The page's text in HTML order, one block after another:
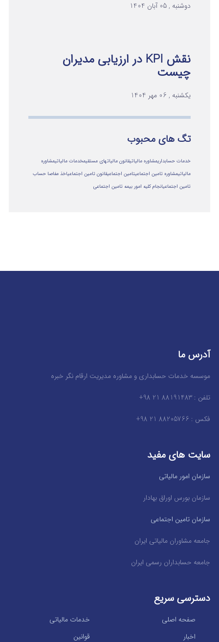
دوشنبه , 05 آبان 1404
نقش KPI در ارزیابی مدیران
چیست
یکشنبه , 06 مهر 1404
تگ های محبوب
خدمات حسابداریمشاوره مالیاتیقانون مالیاتهای مستقیمخدمات مالیاتیمشاوره
مالياتيمشاوره تامین اجتماعیتامین اجتماعیقانون تامین اجتماعیاخذ مفاصا حساب
تامین اجتماعیانجام کلیه امور بیمه تامین اجتماعی
آدرس ما
موسسه خدمات حسابداری و مشاوره مدیریت ارقام نگر خبره
تلفن : 88191483 21 98+
فکس : 88205766 21 98+
سایت های مفید
سازمان امور مالیاتی
سازمان بورس اوراق بهادار
سازمان تامین اجتماعی
جامعه مشاوران مالیاتی ایران
جامعه حسابداران رسمی ایران
دسترسی سریع
خدمات مالیاتی
صفحه اصلی
قوانین
اخبار